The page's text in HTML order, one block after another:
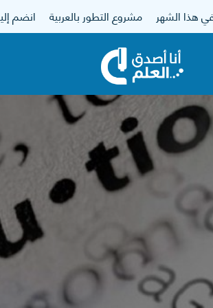
هذا الشهر مشروع التطور بالعربية انضم